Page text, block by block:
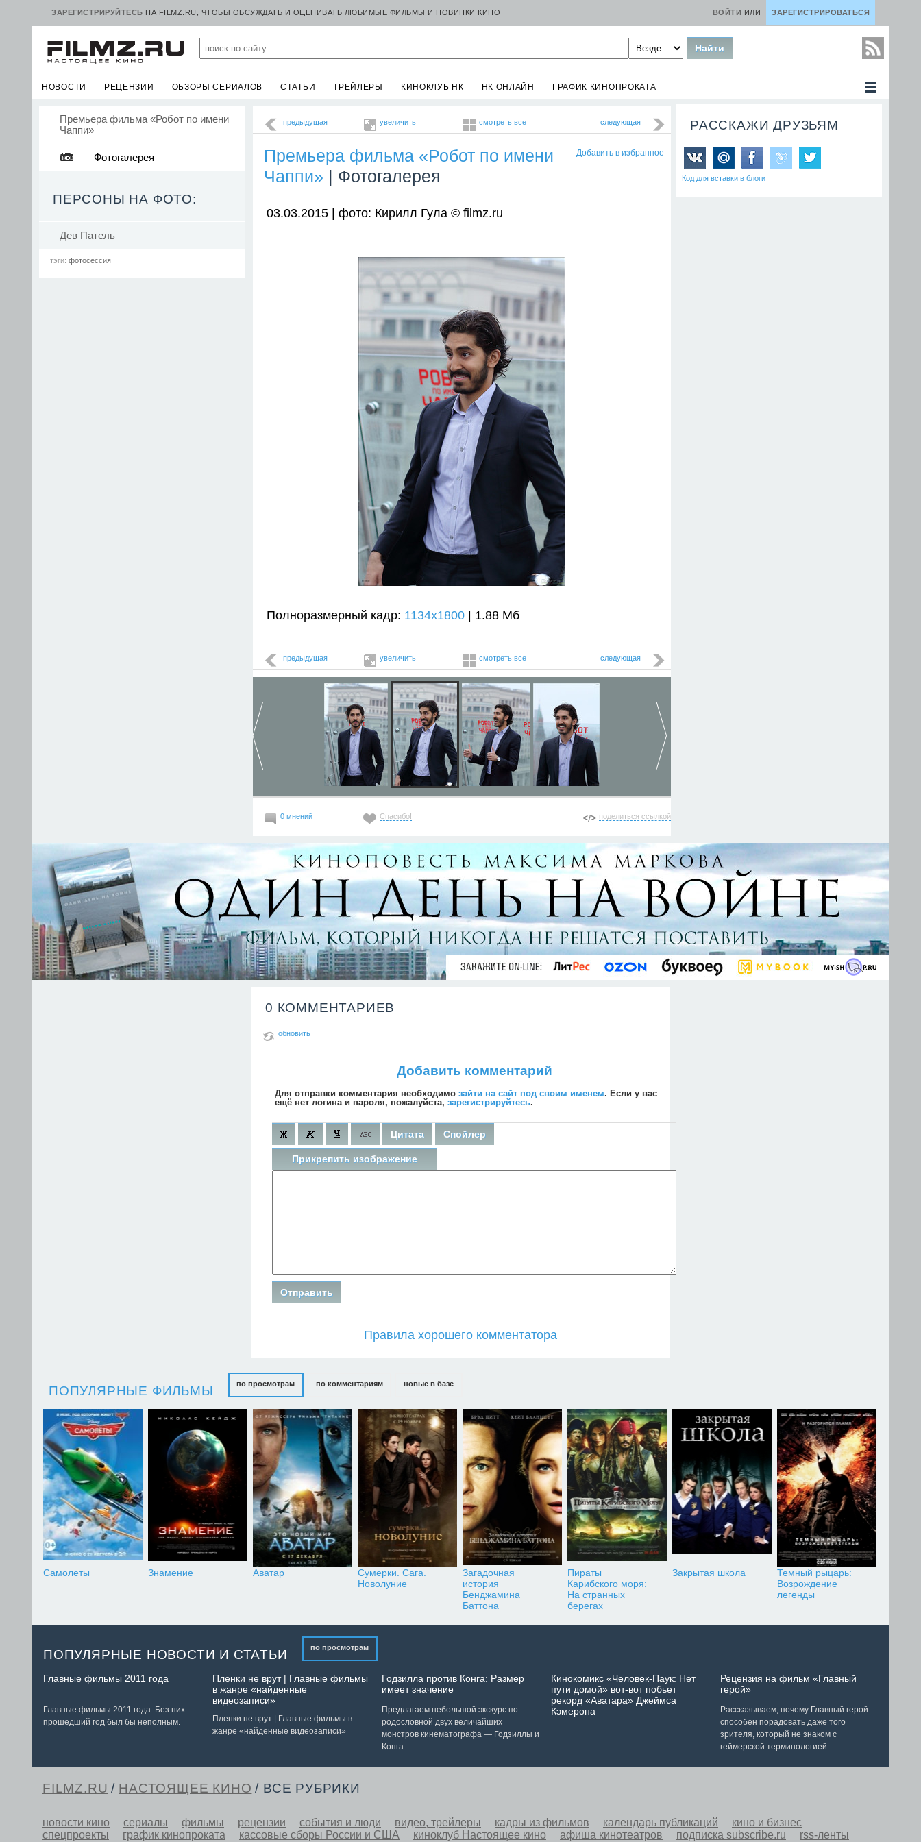
ЗАРЕГИСТРИРУЙТЕСЬ НА FILMZ.RU, ЧТОБЫ ОБСУЖДАТЬ И ОЦЕНИВАТЬ ЛЮБИМЫЕ ФИЛЬМЫ И НОВИНКИ КИНО ЗАРЕГИСТРИРОВАТЬСЯ
ВОЙТИ ИЛИ
НОВОСТИ РЕЦЕНЗИИ ОБЗОРЫ СЕРИАЛОВ СТАТЬИ ТРЕЙЛЕРЫ КИНОКЛУБ НК НК ОНЛАЙН ГРАФИК КИНОПРОКАТА
Премьера фильма «Робот по имени
Чаппи»
Фотогалерея
ПЕРСОНЫ НА ФОТО:
Дев Патель
тэги: фотосессия
предыдущая увеличить смотреть все следующая
Добавить в избранное
Премьера фильма «Робот по имени
Чаппи» | Фотогалерея
03.03.2015 | фото: Кирилл Гула © filmz.ru
Полноразмерный кадр: 1134x1800 | 1.88 Мб
предыдущая увеличить смотреть все следующая
0 мнений Спасибо! поделиться ссылкой
РАССКАЖИ ДРУЗЬЯМ
Код для вставки в блоги
0 КОММЕНТАРИЕВ
обновить
Добавить комментарий
Для отправки комментария необходимо зайти на сайт под своим именем. Если у вас
ещё нет логина и пароля, пожалуйста, зарегистрируйтесь.
Цитата Спойлер
Прикрепить изображение
Правила хорошего комментатора
ПОПУЛЯРНЫЕ ФИЛЬМЫ по просмотрам
Самолеты Знамение Аватар
Сумерки. Сага.
Новолуние
Загадочная
история
Бенджамина
Баттона
Пираты
Карибского моря:
На странных
берегах
Закрытая школа
Темный рыцарь:
Возрождение
легенды
по комментариям новые в базе
ПОПУЛЯРНЫЕ НОВОСТИ И СТАТЬИ по просмотрам
Главные фильмы 2011 года
Главные фильмы 2011 года. Без них
прошедший год был бы неполным.
Пленки не врут | Главные фильмы
в жанре «найденные
видеозаписи»
Пленки не врут | Главные фильмы в
жанре «найденные видеозаписи»
Годзилла против Конга: Размер
имеет значение
Предлагаем небольшой экскурс по
родословной двух величайших
монстров кинематографа — Годзиллы и
Конга.
Кинокомикс «Человек-Паук: Нет
пути домой» вот-вот побьет
рекорд «Аватара» Джеймса
Кэмерона
Рецензия на фильм «Главный
герой»
Рассказываем, почему Главный герой
способен порадовать даже того
зрителя, который не знаком с
геймерской терминологией.
FILMZ.RU / НАСТОЯЩЕЕ КИНО / ВСЕ РУБРИКИ
новости кино сериалы фильмы рецензии события и люди видео, трейлеры кадры из фильмов календарь публикаций
кино и бизнес
спецпроекты
график кинопроката кассовые сборы России и США киноклуб Настоящее кино афиша кинотеатров подписка subscribe.ru
rss-ленты